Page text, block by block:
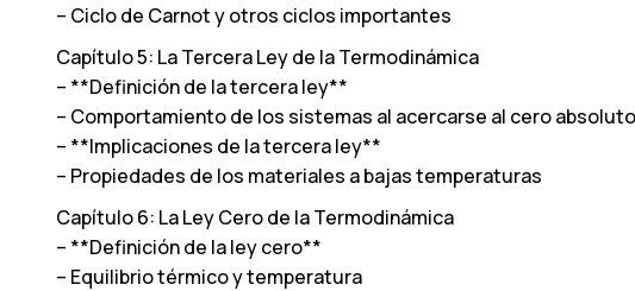
– Ciclo de Carnot y otros ciclos importantes
Capítulo 5: La Tercera Ley de la Termodinámica
– **Definición de la tercera ley**
– Comportamiento de los sistemas al acercarse al cero absoluto
– **Implicaciones de la tercera ley**
– Propiedades de los materiales a bajas temperaturas
Capítulo 6: La Ley Cero de la Termodinámica
– **Definición de la ley cero**
– Equilibrio térmico y temperatura